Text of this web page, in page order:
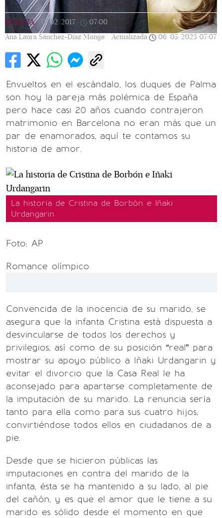
REALEZA | 17/02/2017 07:00
Ana Laura Sánchez-Díaz Monge |
Actualizada 06/05/2023 07:07
Envueltos en el escándalo, los duques de Palma
son hoy la pareja más polémica de España
pero hace casi 20 años cuando contrajeron
matrimonio en Barcelona no eran más que un
par de enamorados, aquí te contamos su
historia de amor.
La historia de Cristina de Borbón e Iñaki
Urdangarin
Foto: AP
Romance olímpico
Convencida de la inocencia de su marido, se
asegura que la infanta Cristina está dispuesta a
desvincularse de todos los derechos y
privilegios, así como de su posición “real” para
mostrar su apoyo público a Iñaki Urdangarin y
evitar el divorcio que la Casa Real le ha
aconsejado para apartarse completamente de
la imputación de su marido. La renuncia sería
tanto para ella como para sus cuatro hijos,
convirtiéndose todos ellos en ciudadanos de a
pie.
Desde que se hicieron públicas las
imputaciones en contra del marido de la
infanta, ésta se ha mantenido a su lado, al pie
del cañón, y es que el amor que le tiene a su
marido es sólido desde el momento en que